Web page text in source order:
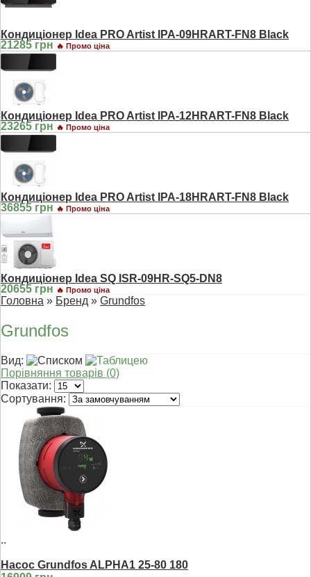
Кондиціонер Idea PRO Artist IPA-09HRART-FN8 Black
21285 грн 🔥 Промо ціна
Кондиціонер Idea PRO Artist IPA-12HRART-FN8 Black
23265 грн 🔥 Промо ціна
Кондиціонер Idea PRO Artist IPA-18HRART-FN8 Black
36855 грн 🔥 Промо ціна
Кондиціонер Idea SQ ISR-09HR-SQ5-DN8
20655 грн 🔥 Промо ціна
Головна » Бренд » Grundfos
Grundfos
Вид:
Порівняння товарів (0)
Показати:
Сортування:
..
Насос Grundfos ALPHA1 25-80 180